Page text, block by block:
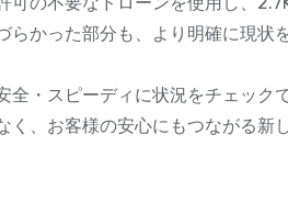
らかった部分も、より明確に現状
全・スピーディに状況をチェック
く、お客様の安心にもつながる新